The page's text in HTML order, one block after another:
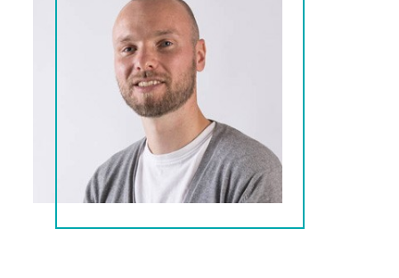
Kevin
SEO-expert